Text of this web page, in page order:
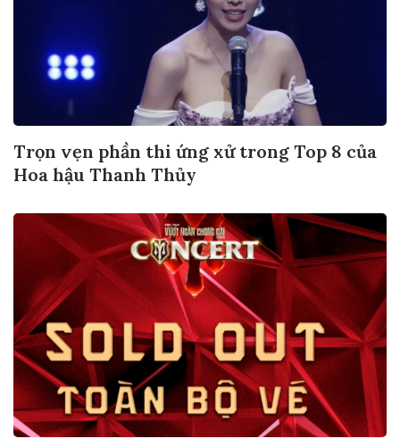
Trọn vẹn phần thi ứng xử trong Top 8 của
Hoa hậu Thanh Thủy